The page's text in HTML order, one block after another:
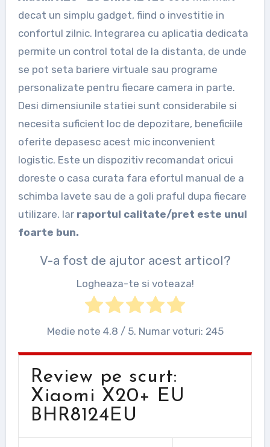
decat un simplu gadget, fiind o investitie in
confortul zilnic. Integrarea cu aplicatia dedicata
permite un control total de la distanta, de unde
se pot seta bariere virtuale sau programe
personalizate pentru fiecare camera in parte.
Desi dimensiunile statiei sunt considerabile si
necesita suficient loc de depozitare, beneficiile
oferite depasesc acest mic inconvenient
logistic. Este un dispozitiv recomandat oricui
doreste o casa curata fara efortul manual de a
schimba lavete sau de a goli praful dupa fiecare
utilizare. Iar raportul calitate/pret este unul
foarte bun.
V-a fost de ajutor acest articol?
Logheaza-te si voteaza!
Medie note 4.8 / 5. Numar voturi: 245
Review pe scurt:
Xiaomi X20+ EU
BHR8124EU